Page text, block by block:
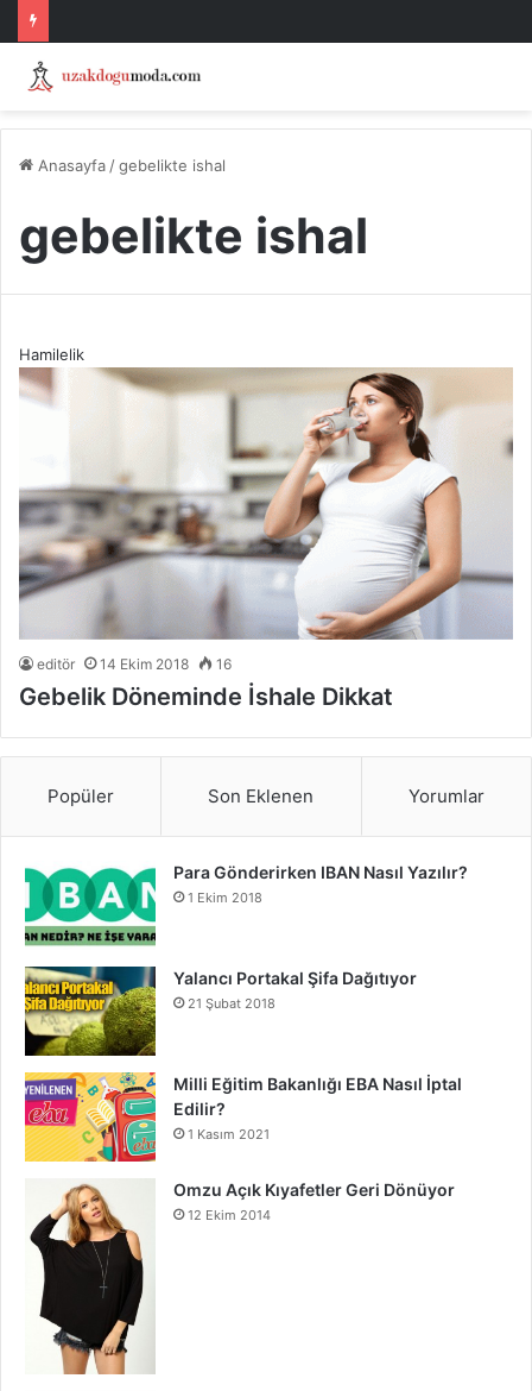
Anasayfa /gebelikte ishal
gebelikte ishal
Hamilelik
editör 14 Ekim 2018 16
Gebelik Döneminde İshale Dikkat
Popüler Son Eklenen Yorumlar
Para Gönderirken IBAN Nasıl Yazılır?
1 Ekim 2018
Yalancı Portakal Şifa Dağıtıyor
21 Şubat 2018
Milli Eğitim Bakanlığı EBA Nasıl İptal
Edilir?
1 Kasım 2021
Omzu Açık Kıyafetler Geri Dönüyor
12 Ekim 2014